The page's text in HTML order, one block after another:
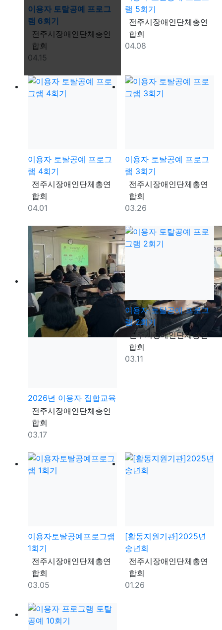
이용자 토탈공예 프로그
램 6회기
등록자
전주시장애인단체총연
합회
등록일
04.15
램 5회기
등록자
전주시장애인단체총연
합회
등록일
04.08
이용자 토탈공예 프로그
램 4회기
등록자
전주시장애인단체총연
합회
등록일
04.01
이용자 토탈공예 프로그
램 3회기
등록자
전주시장애인단체총연
합회
등록일
03.26
2026년 이용자 집합교육
등록자
전주시장애인단체총연
합회
등록일
03.17
이용자 토탈공예 프로그
램 2회기
등록자
전주시장애인단체총연
합회
등록일
03.11
이용자토탈공예프로그램
1회기
등록자
전주시장애인단체총연
합회
등록일
03.05
[활동지원기관]2025년
송년회
등록자
전주시장애인단체총연
합회
등록일
01.26